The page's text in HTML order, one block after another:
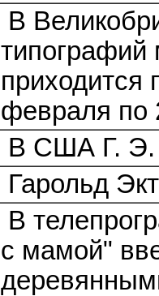
В
типографий
приходится
февраля по
В США Г. Э.
Гарольд
В
с мамой"